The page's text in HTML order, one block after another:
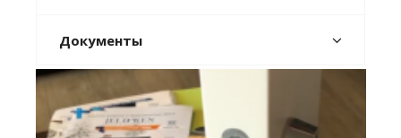
Документы